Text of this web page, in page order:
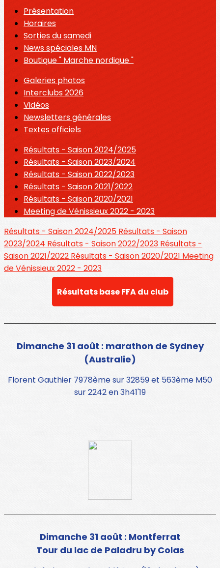
Présentation
Horaires
Sorties du samedi
News spéciales MN
Boutique " Marche nordique "
Galeries photos
Interclubs 2026
Vidéos
Newsletters générales
Textes officiels
Résultats - Saison 2024/2025
Résultats - Saison 2023/2024
Résultats - Saison 2022/2023
Résultats - Saison 2021/2022
Résultats - Saison 2020/2021
Meeting de Vénissieux 2022 - 2023
Résultats - Saison 2024/2025 Résultats - Saison
2023/2024 Résultats - Saison 2022/2023 Résultats -
Saison 2021/2022 Résultats - Saison 2020/2021 Meeting
de Vénissieux 2022 - 2023
Résultats base FFA du club
Dimanche 31 août : marathon de Sydney
(Australie)
Florent Gauthier 7978ème sur 32859 et 563ème M50
sur 2242 en 3h41'19
Dimanche 31 août : Montferrat
Tour du lac de Paladru by Colas